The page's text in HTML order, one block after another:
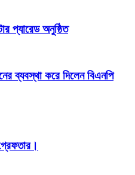
প্যারেড অনুষ্ঠিত
ব্যবস্থা করে দিলেন বিএনপি